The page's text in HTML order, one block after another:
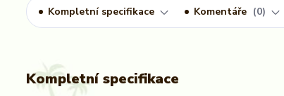
Kompletní specifikace Komentáře 0
Kompletní specifikace